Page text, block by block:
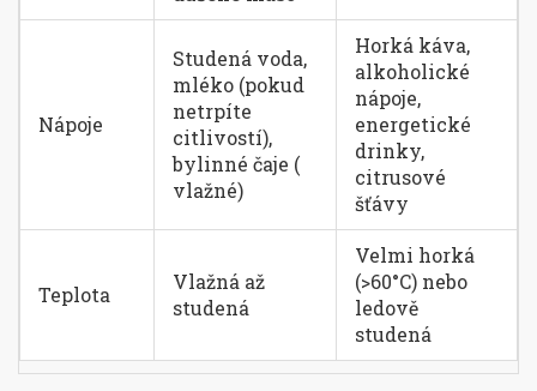
Nápoje
Studená voda,
mléko (pokud
netrpíte
citlivostí),
bylinné čaje (
vlažné)
Horká káva,
alkoholické
nápoje,
energetické
drinky,
citrusové
šťávy
Teplota
Vlažná až
studená
Velmi horká
(>60°C) nebo
ledově
studená